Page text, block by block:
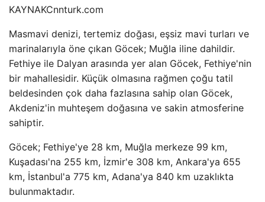
KAYNAKCnnturk.com
Masmavi denizi, tertemiz doğası, eşsiz mavi turları ve
marinalarıyla öne çıkan Göcek; Muğla iline dahildir.
Fethiye ile Dalyan arasında yer alan Göcek, Fethiye'nin
bir mahallesidir. Küçük olmasına rağmen çoğu tatil
beldesinden çok daha fazlasına sahip olan Göcek,
Akdeniz'in muhteşem doğasına ve sakin atmosferine
sahiptir.
Göcek; Fethiye'ye 28 km, Muğla merkeze 99 km,
Kuşadası'na 255 km, İzmir'e 308 km, Ankara'ya 655
km, İstanbul'a 775 km, Adana'ya 840 km uzaklıkta
bulunmaktadır.